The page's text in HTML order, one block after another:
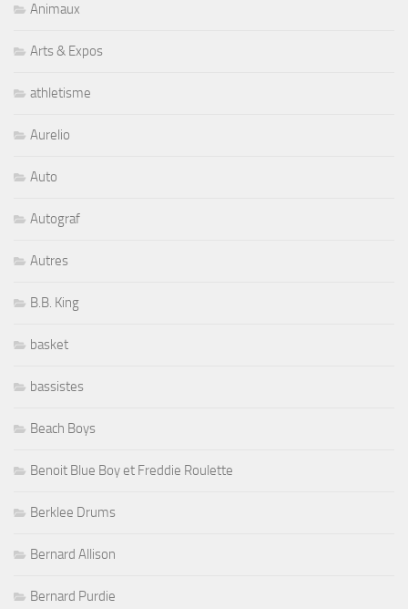
Animaux
Arts & Expos
athletisme
Aurelio
Auto
Autograf
Autres
B.B. King
basket
bassistes
Beach Boys
Benoit Blue Boy et Freddie Roulette
Berklee Drums
Bernard Allison
Bernard Purdie